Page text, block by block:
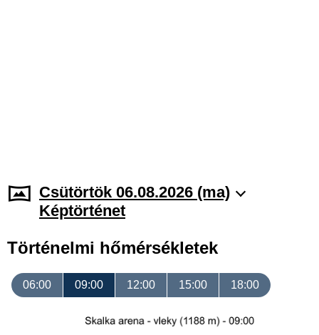
Csütörtök 06.08.2026 (ma)
Képtörténet
Történelmi hőmérsékletek
06:00 09:00 12:00 15:00 18:00